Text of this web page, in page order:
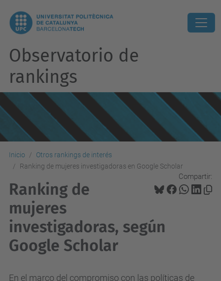
Observatorio de
rankings
Inicio
Otros rankings de interés
Ranking de mujeres investigadoras en Google Scholar
Compartir:
Ranking de
mujeres
investigadoras, según
Google Scholar
En el marco del compromiso con las políticas de